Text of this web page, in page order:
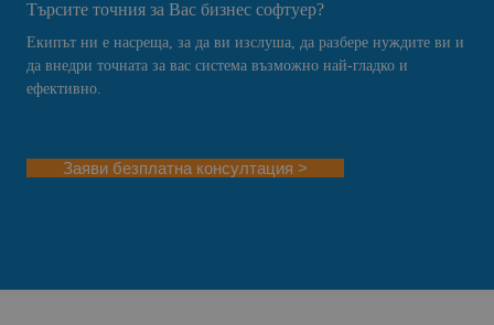
Търсите точния за Вас бизнес софтуер?
Екипът ни е насреща, за да ви изслуша, да разбере нуждите ви и
да внедри точната за вас система възможно най-гладко и
ефективно.
Заяви безплатна консултация >